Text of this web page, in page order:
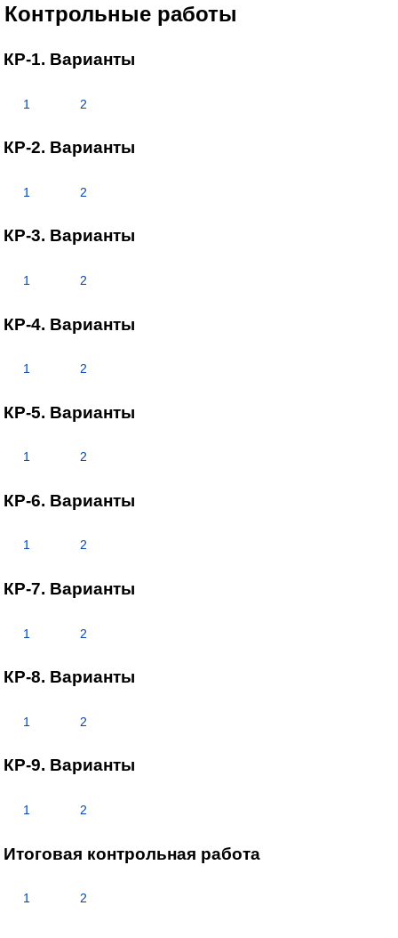
Контрольные работы
КР-1. Варианты
1 2
КР-2. Варианты
1 2
КР-3. Варианты
1 2
КР-4. Варианты
1 2
КР-5. Варианты
1 2
КР-6. Варианты
1 2
КР-7. Варианты
1 2
КР-8. Варианты
1 2
КР-9. Варианты
1 2
Итоговая контрольная работа
1 2